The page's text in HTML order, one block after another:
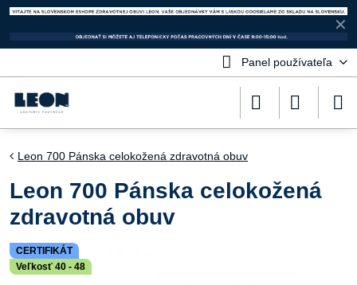
✕
Panel používateľa
CERTIFIKÁT
Veľkosť 40 - 48
Leon 700 Pánska celokožená zdravotná obuv
Leon 700 Pánska celokožená
zdravotná obuv